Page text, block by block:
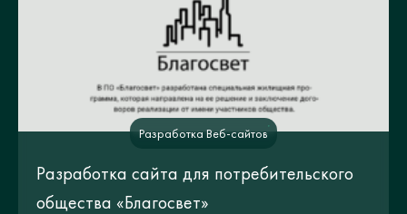
Разработка Веб-сайтов
Разработка сайта для потребительского
общества «Благосвет»